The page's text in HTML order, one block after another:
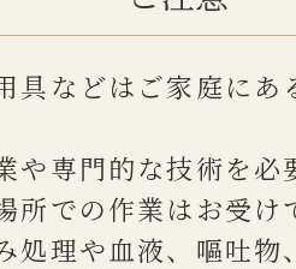
具などはご家庭に
や専門的な技術を
所での作業はお受け
処理や血液、嘔吐